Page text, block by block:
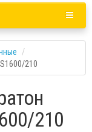
210
210